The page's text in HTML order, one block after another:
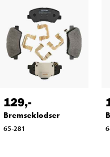
129,-
Bremseklodser
65-281